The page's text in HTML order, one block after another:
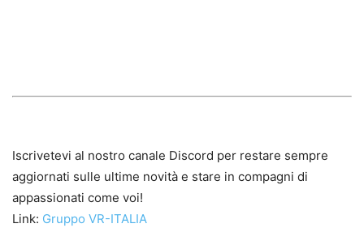
Iscrivetevi al nostro canale Discord per restare sempre
aggiornati sulle ultime novità e stare in compagni di
appassionati come voi!
Link: Gruppo VR-ITALIA